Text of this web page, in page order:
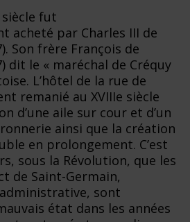
siècle fut
acheté par Charles III de
Son frère François de
dit le « maréchal de Créquy
L’hôtel de la rue de
remanié au XVIIIe siècle
d’une aile sur cour et d’un
ainsi que la création
en prolongement. C’est
sous la Révolution, que les
de Saint-Germain,
sont
état dans les années